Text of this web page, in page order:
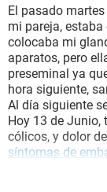
SEXUALIDAD
GLOSARIO
El pasado
mi pareja,
colocaba mi
aparatos, pero
preseminal ya
hora siguiente,
Al día siguiente
Hoy 13 de Junio,
cólicos, y dolor
síntomas de
fue hace 6 días,
sabemos qué